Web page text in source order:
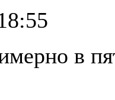
в